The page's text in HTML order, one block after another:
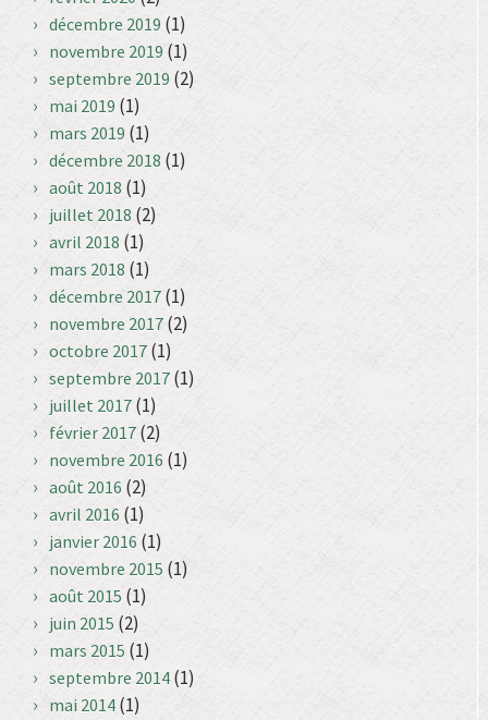
décembre 2019 (1)
novembre 2019 (1)
septembre 2019 (2)
mai 2019 (1)
mars 2019 (1)
décembre 2018 (1)
août 2018 (1)
juillet 2018 (2)
avril 2018 (1)
mars 2018 (1)
décembre 2017 (1)
novembre 2017 (2)
octobre 2017 (1)
septembre 2017 (1)
juillet 2017 (1)
février 2017 (2)
novembre 2016 (1)
août 2016 (2)
avril 2016 (1)
janvier 2016 (1)
novembre 2015 (1)
août 2015 (1)
juin 2015 (2)
mars 2015 (1)
septembre 2014 (1)
mai 2014 (1)